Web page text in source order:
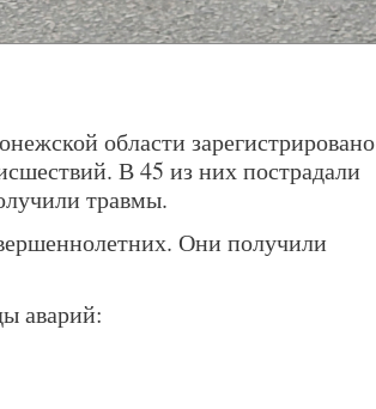
области зарегистрировано
В 45 из них пострадали
травмы.
Они получили
аварий: